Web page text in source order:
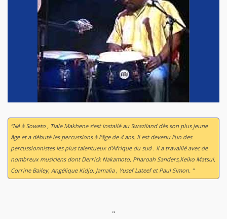
“Né à Soweto , Tlale Makhene s'est installé au Swaziland dès son plus jeune
âge et a débuté les percussions à l'âge de 4 ans. Il est devenu l'un des
percussionnistes les plus talentueux d'Afrique du sud . Il a travaillé avec de
nombreux musiciens dont Derrick Nakamoto, Pharoah Sanders,Keiko Matsui,
Corrine Bailey, Angélique Kidjo, Jamalia , Yusef Lateef et Paul Simon. ”
"